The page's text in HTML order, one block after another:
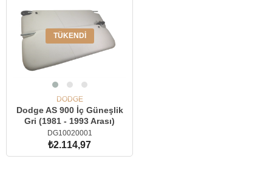
TÜKENDI
DODGE
Dodge AS 900 İç Güneşlik
Gri (1981 - 1993 Arası)
DG10020001
₺2.114,97